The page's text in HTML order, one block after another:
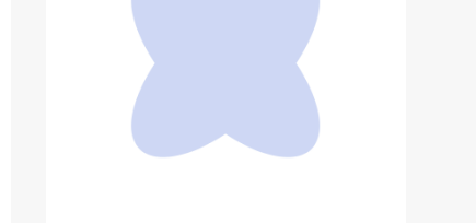
Кофемашина детская игрушечная
Добавить в вишлист